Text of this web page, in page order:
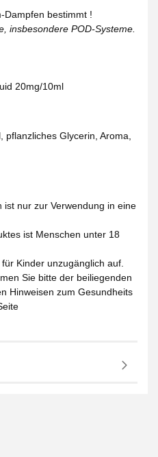
Dampfen bestimmt !
insbesondere POD-Systeme.
20mg/10ml
pflanzliches Glycerin, Aroma,
ist nur zur Verwendung in eine
ist Menschen unter 18
Kinder unzugänglich auf.
Sie bitte der beiliegenden
Hinweisen zum Gesundheits